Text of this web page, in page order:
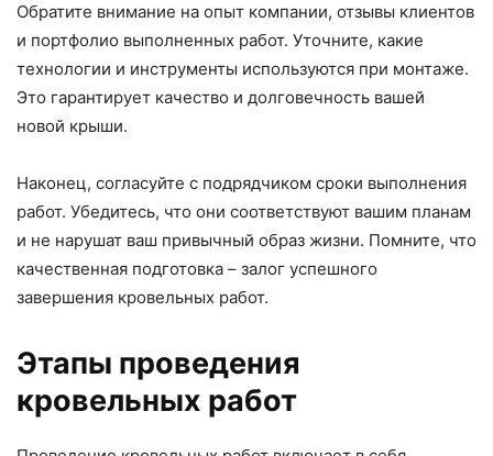
Обратите внимание на опыт компании, отзывы клиентов
и портфолио выполненных работ. Уточните, какие
технологии и инструменты используются при монтаже.
Это гарантирует качество и долговечность вашей
новой крыши.
Наконец, согласуйте с подрядчиком сроки выполнения
работ. Убедитесь, что они соответствуют вашим планам
и не нарушат ваш привычный образ жизни. Помните, что
качественная подготовка – залог успешного
завершения кровельных работ.
Этапы проведения
кровельных работ